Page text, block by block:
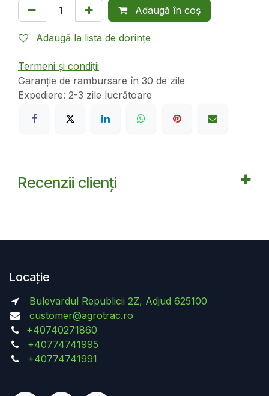
Adaugă în coș
Adaugă la lista de dorințe
Termeni și condiții
Garanție de rambursare în 30 de zile
Expediere: 2-3 zile lucrătoare
Recenzii clienți
Locație
Bulevardul Republicii 2Z, Adjud 625100
customer@agrotrac.ro
+40740271860
+40774741995
+40774741991